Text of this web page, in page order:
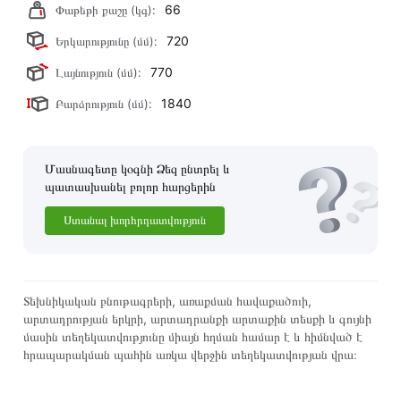
Փաթեթի քաշը (կգ): 66
Երկարությունը (մմ): 720
Լայնություն (մմ): 770
Բարձրություն (մմ): 1840
Մասնագետը կօգնի Ձեզ ընտրել և
պատասխանել բոլոր հարցերին
Ստանալ խորհրդատվություն
Տեխնիկական բնութագրերի, առաքման հավաքածուի,
արտադրության երկրի, արտադրանքի արտաքին տեսքի և գույնի
մասին տեղեկատվությունը միայն հղման համար է և հիմնված է
հրապարակման պահին առկա վերջին տեղեկատվության վրա։